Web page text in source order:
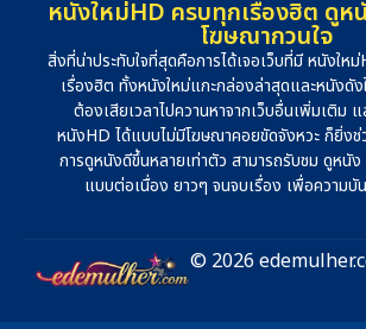
หนังใหม่HD ครบทุกเรื่องฮิต ดูห
โฆษณากวนใจ
สิ่งที่น่าประทับใจที่สุดคือการได้เจอเว็บที่มี หนังให
เรื่องฮิต ทั้งหนังใหม่แกะกล่องล่าสุดและหนังดัง
ต้องเสียเวลาไปควานหาจากเว็บอื่นเพิ่มเติม
หนังHD ได้แบบไม่มีโฆษณาคอยขัดจังหวะ ก็ยิ่งช่
การดูหนังดีขึ้นหลายเท่าตัว สามารถรับชม ดูหนั
แบบต่อเนื่อง ยาวๆ จนจบเรื่อง เพื่อความบั
© 2026